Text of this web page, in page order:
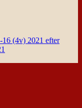
(4v) 2021 efter